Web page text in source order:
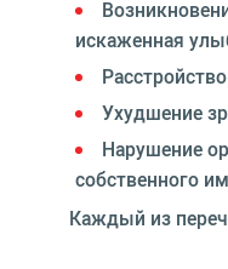
искаженная
Ухудшение
Нарушение
собственного
Каждый из